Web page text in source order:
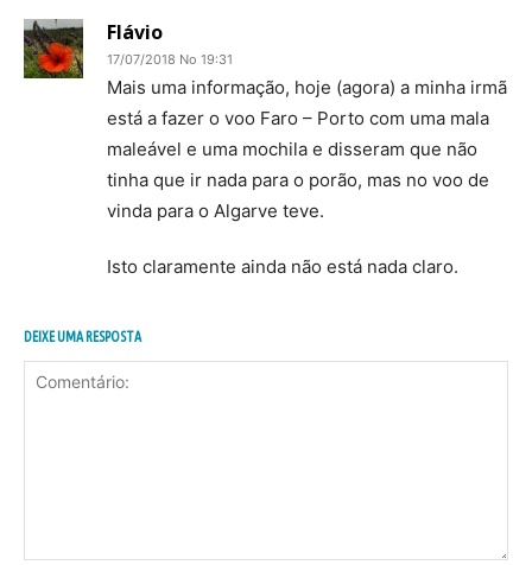
Flávio
17/07/2018 No 19:31
Mais uma informação, hoje (agora) a minha irmã
está a fazer o voo Faro – Porto com uma mala
maleável e uma mochila e disseram que não
tinha que ir nada para o porão, mas no voo de
vinda para o Algarve teve.
Isto claramente ainda não está nada claro.
DEIXE UMA RESPOSTA